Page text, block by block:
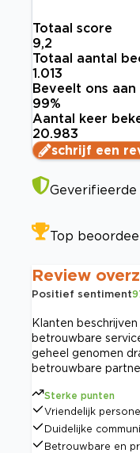
Totaal score
9,2
Totaal aantal
1.013
Beveelt ons aan
99%
Aantal keer
20.983
schrijf een
Geverifieerde
Top
Review
Positief sentiment
Klanten
betrouwbare
geheel genomen
betrouwbare
Sterke punten
Vriendelijk
Duidelijke
Betrouwbare en